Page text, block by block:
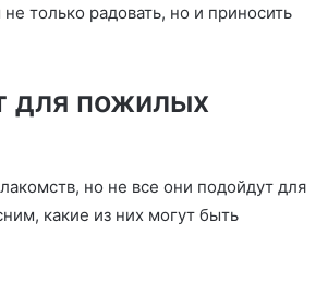
только радовать, но и приносить
для пожилых
но не все они подойдут для
какие из них могут быть